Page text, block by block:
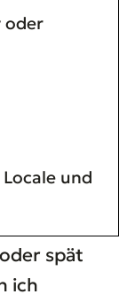
oder
und
spät
ich